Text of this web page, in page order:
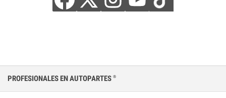
PROFESIONALES EN AUTOPARTES ®